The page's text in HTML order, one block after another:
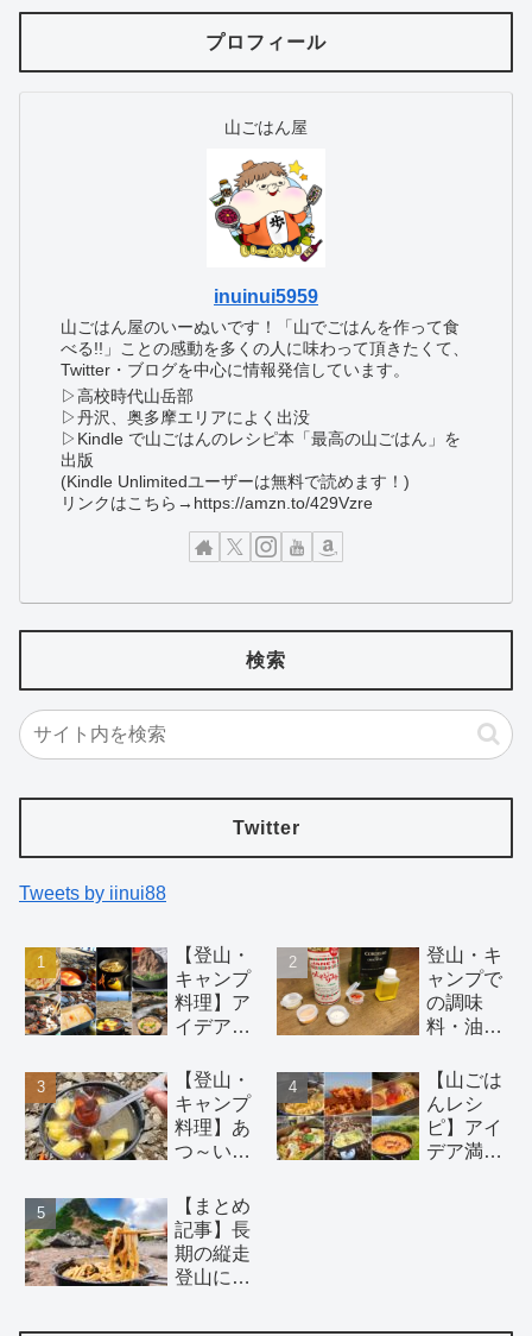
プロフィール
山ごはん屋
inuinui5959
山ごはん屋のいーぬいです！「山でごはんを作って食
べる!!」ことの感動を多くの人に味わって頂きたくて、
Twitter・ブログを中心に情報発信しています。
▷高校時代山岳部
▷丹沢、奥多摩エリアによく出没
▷Kindle で山ごはんのレシピ本「最高の山ごはん」を
出版
(Kindle Unlimitedユーザーは無料で読めます！)
リンクはこちら→https://amzn.to/429Vzre
検索
Twitter
Tweets by iinui88
【登山・
キャンプ
料理】ア
イデアい
簡単初心
者向け山
ごはんレ
シピ 18
類、鍋、
おつま
み、デザ
ート）
登山・キ
ャンプで
の調味
料・油の
には 100
円均一ア
イテム が
おすす
【登山・
キャンプ
料理】あ
つ～い夏
食べた
い！！冷
たい山ご
はんレシ
【山ごは
んレシ
ピ】アイ
デア満載
【まとめ
記事】長
期の縦走
登山にオ